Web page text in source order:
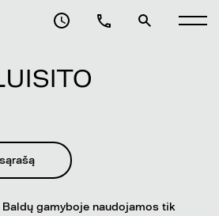
gamyboje naudojamos tik